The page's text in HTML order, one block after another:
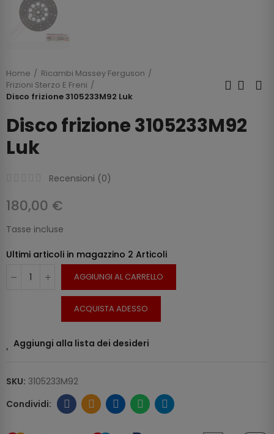
Home
Ricambi Massey Ferguson
Frizioni Sterzo E Freni
Disco frizione 3105233M92 Luk
Disco frizione 3105233M92
Luk
Recensioni (0)
180,00 €
Tasse incluse
Ultimi articoli in magazzino 2 Articoli
AGGIUNGI AL CARRELLO
ACQUISTA ADESSO
Aggiungi alla lista dei desideri
SKU: 3105233M92